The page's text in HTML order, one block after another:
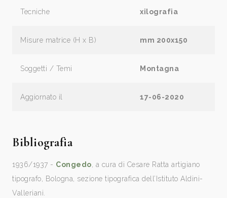
Tecniche xilografia
Misure matrice (H x B) mm 200x150
Soggetti / Temi Montagna
Aggiornato il 17-06-2020
Bibliografia
1936/1937 - Congedo , a cura di Cesare Ratta artigiano
tipografo, Bologna, sezione tipografica dell’Istituto Aldini-
Valleriani.